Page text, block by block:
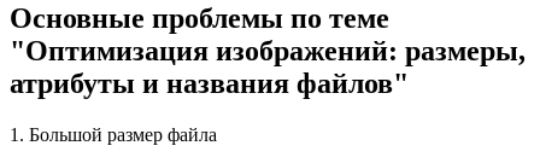
Основные проблемы по теме
"Оптимизация изображений: размеры,
атрибуты и названия файлов"
1. Большой размер файла